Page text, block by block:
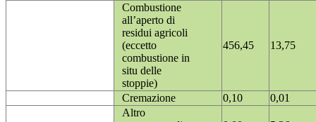
Combustione
all’aperto di
residui agricoli
(eccetto
combustione in
situ delle
stoppie)
456,45 13,75
Cremazione 0,10
0,01
Altro